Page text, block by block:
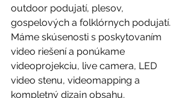
outdoor podujatí, plesov,
gospelových a folklórnych podujatí.
Máme skúsenosti s poskytovaním
video riešení a ponúkame
videoprojekciu, live camera, LED
video stenu, videomapping a
kompletný dizajn obsahu.